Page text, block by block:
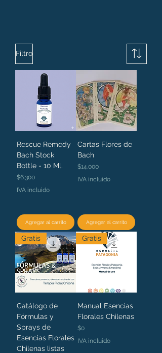
Filtro
Rescue Remedy
Bach Stock
Bottle - 10 Ml.
Precio
$6.300
IVA incluido
Agregar al carrito
Cartas Flores de
Bach
Precio
$14.000
IVA incluido
Agregar al carrito
Gratis
Catálogo de
Fórmulas y
Sprays de
Esencias Florales
Chilenas listas
Gratis
Manual Esencias
Florales Chilenas
Precio
$0
IVA incluido